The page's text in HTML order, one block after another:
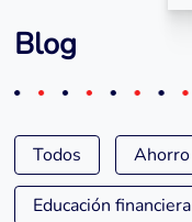
Blog
Todos Ahorro
Educación financiera